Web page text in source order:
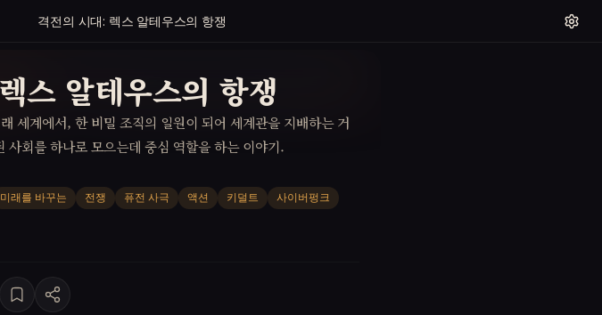
격전의 시대: 렉스 알테우스의 항쟁
스 알테우스의 항쟁
세계에서, 한 비밀 조직의 일원이 되어 세계관을 지배하는 거
사회를 하나로 모으는데 중심 역할을 하는 이야기.
미래를 바꾸는 전쟁 퓨전 사극 액션 키덜트 사이버펑크